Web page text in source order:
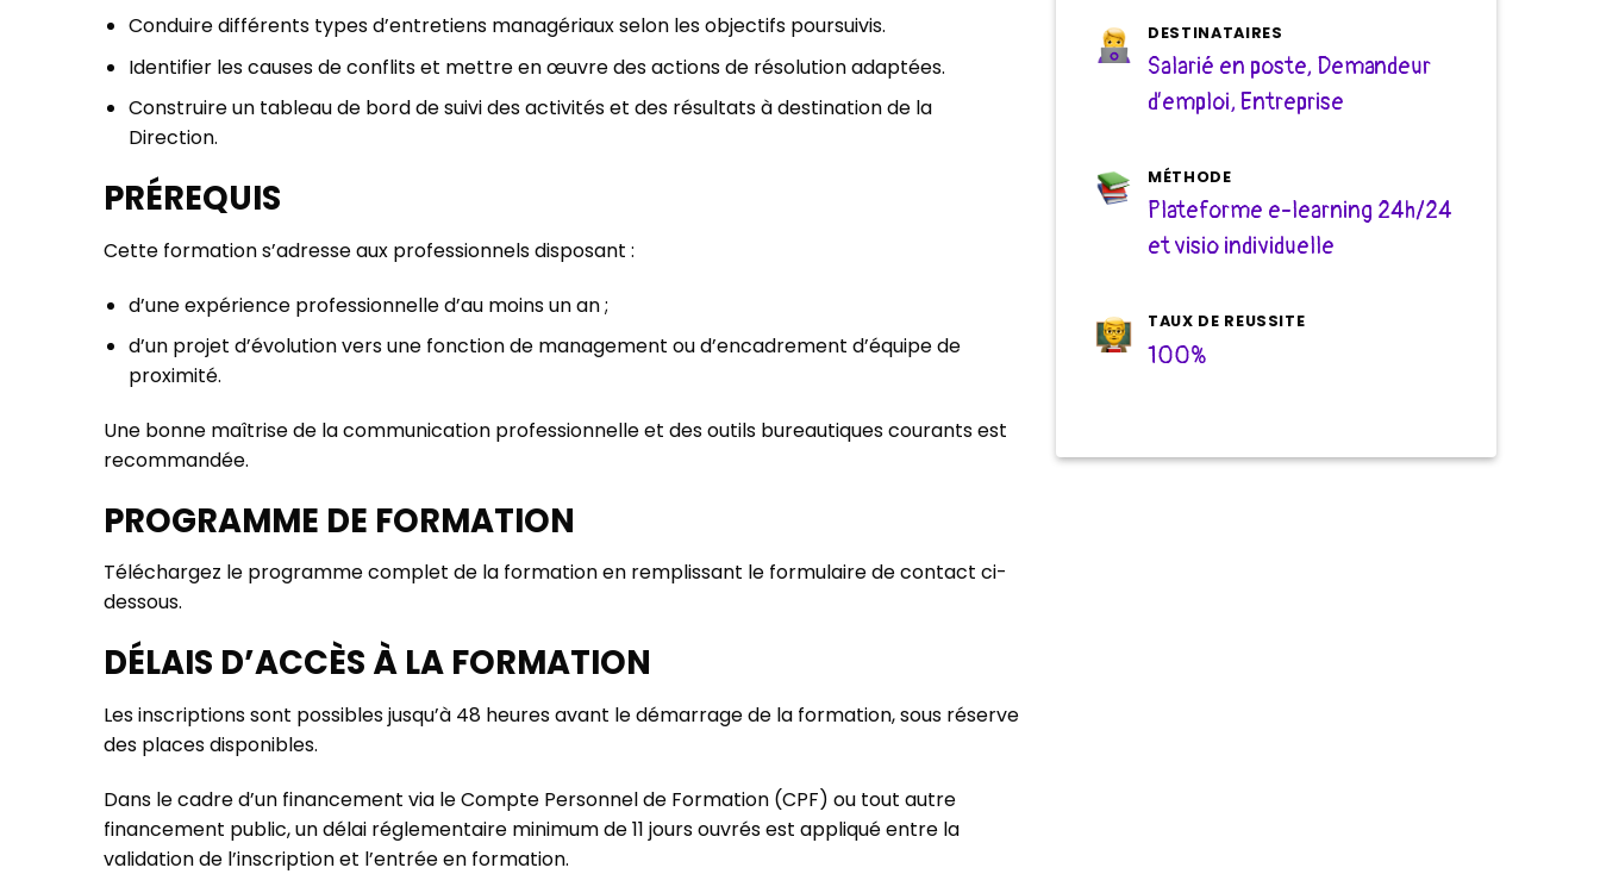
Conduire différents types d’entretiens managériaux selon les objectifs poursuivis.
Identifier les causes de conflits et mettre en œuvre des actions de résolution adaptées.
Construire un tableau de bord de suivi des activités et des résultats à destination de la
Direction.
PRÉREQUIS
Cette formation s’adresse aux professionnels disposant :
d’une expérience professionnelle d’au moins un an ;
d’un projet d’évolution vers une fonction de management ou d’encadrement d’équipe de
proximité.
Une bonne maîtrise de la communication professionnelle et des outils bureautiques courants est
recommandée.
PROGRAMME DE FORMATION
Téléchargez le programme complet de la formation en remplissant le formulaire de contact ci-
dessous.
DÉLAIS D’ACCÈS À LA FORMATION
Les inscriptions sont possibles jusqu’à 48 heures avant le démarrage de la formation, sous réserve
des places disponibles.
Dans le cadre d’un financement via le Compte Personnel de Formation (CPF) ou tout autre
financement public, un délai réglementaire minimum de 11 jours ouvrés est appliqué entre la
validation de l’inscription et l’entrée en formation.
DESTINATAIRES
Salarié en poste, Demandeur
d’emploi, Entreprise
MÉTHODE
Plateforme e-learning 24h/24
et visio individuelle
TAUX DE REUSSITE
100%